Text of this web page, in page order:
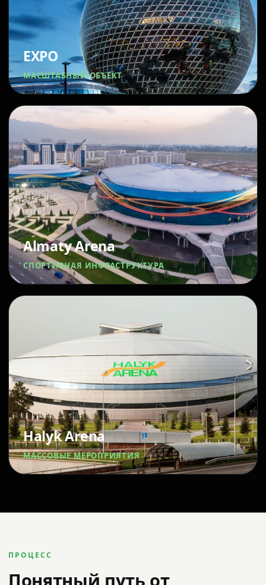
EXPO
МАСШТАБНЫЙ ОБЪЕКТ
Almaty Arena
СПОРТИВНАЯ ИНФРАСТРУКТУРА
Halyk Arena
МАССОВЫЕ МЕРОПРИЯТИЯ
ПРОЦЕСС
Понятный путь от